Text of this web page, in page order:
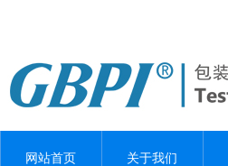
网站首页 关于我们